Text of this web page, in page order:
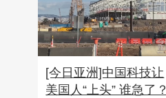
[今日亚洲]中国科技让
美国人“上头” 谁急了？